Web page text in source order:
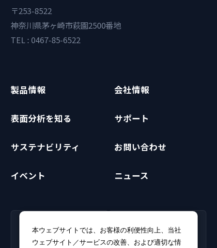
〒253-8522
神奈川県茅ヶ崎市萩園2500番地
TEL : 0467-85-6522
製品情報 会社情報
表面分析を知る サポート
サステナビリティ お問い合わせ
イベント ニュース
採用情報
CLUB PHI（会員専
本ウェブサイトでは、お客様の利便性向上、当社
ウェブサイト／サービスの改善、および適切な情